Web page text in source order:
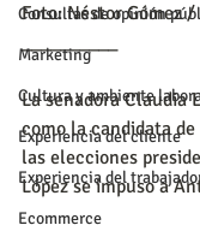
Consultas de opinión
Marketing
Cultura y ambiente
Experiencia del cliente
Experiencia del
Ecommerce
Foto: Néstor Gómez /
__________
La senadora Claudia
como la candidata
las elecciones
López se impuso a